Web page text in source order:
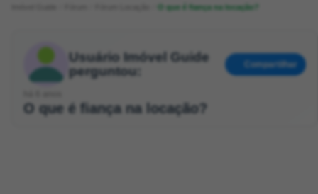
O que é fiança na locação?
Usuário Imóvel Guide
perguntou:
Compartilhar
O que é fiança na locação?